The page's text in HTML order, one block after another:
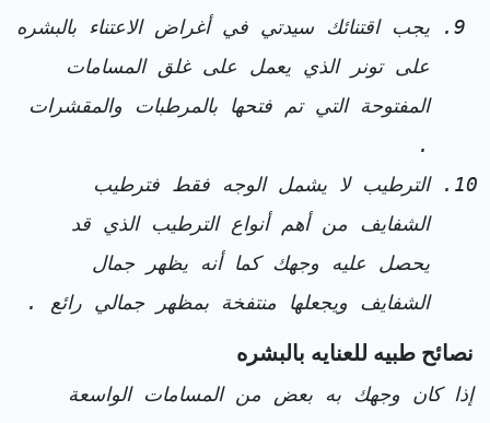
يجب اقتنائك سيدتي في أغراض الاعتناء بالبشره
على تونر الذي يعمل على غلق المسامات
المفتوحة التي تم فتحها بالمرطبات والمقشرات
.
الترطيب لا يشمل الوجه فقط فترطيب
الشفايف من أهم أنواع الترطيب الذي قد
يحصل عليه وجهك كما أنه يظهر جمال
الشفايف ويجعلها منتفخة بمظهر جمالي رائع .
نصائح طبيه للعنايه بالبشره
إذا كان وجهك به بعض من المسامات الواسعة